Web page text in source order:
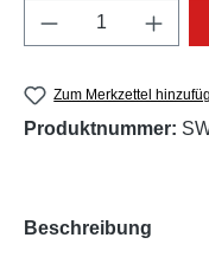
Produkt
Zum Merkzettel
Produktnummer:
Beschreibung